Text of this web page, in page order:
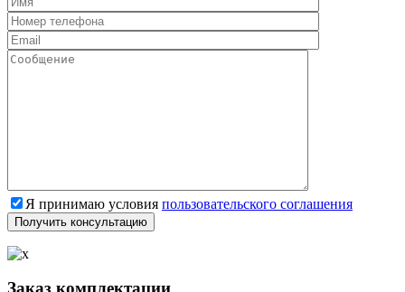
Я принимаю условия пользовательского соглашения